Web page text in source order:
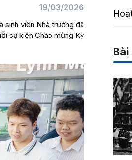
19/03/2026
sinh viên Nhà trường đã
sự kiện Chào mừng Kỷ